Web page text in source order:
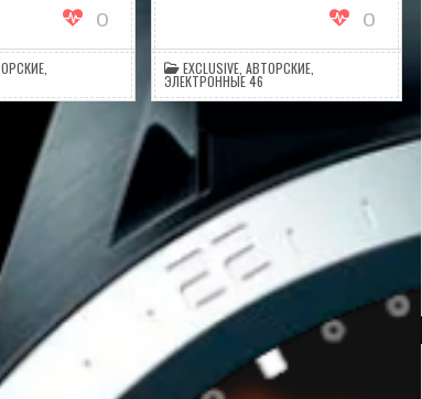
0
,
0
EXCLUSIVE ,АВТОРСКИЕ
ЭЛЕКТРОННЫЕ 46